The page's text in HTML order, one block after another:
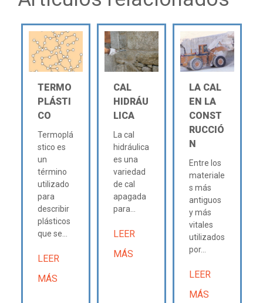
TERMO
PLÁSTI
CO
Termoplá
stico es
un
término
utilizado
para
describir
plásticos
que se...
LEER
MÁS
CAL
HIDRÁU
LICA
La cal
hidráulica
es una
variedad
de cal
apagada
para...
LEER
MÁS
LA CAL
EN LA
CONST
RUCCIÓ
N
Entre los
materiale
s más
antiguos
y más
vitales
utilizados
por...
LEER
MÁS